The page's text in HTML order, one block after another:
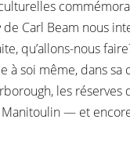
de Carl Beam nous
qu’allons-nous
à soi même, dans sa
les réserves
Manitoulin — et